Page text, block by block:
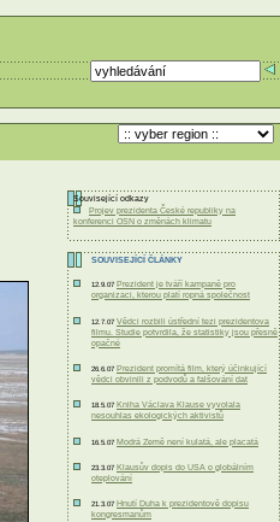
Související odkazy
Projev prezidenta České republiky na
konferenci OSN o změnách klimatu
SOUVISEJÍCÍ ČLÁNKY
12.9.07 Prezident je tváří kampaně pro
organizaci, kterou platí ropná společnost
12.7.07 Vědci rozbili ústřední tezi prezidentova
filmu. Studie potvrdila, že statistiky jsou přesně
opačné
26.6.07 Prezident promítá film, který účinkující
vědci obvinili z podvodů a falšování dat
18.5.07 Kniha Václava Klause vyvolala
nesouhlas ekologických aktivistů
16.5.07 Modrá Země není kulatá, ale placatá
23.3.07 Klausův dopis do USA o globálním
oteplování
21.3.07 Hnutí Duha k prezidentově dopisu
kongresmanům